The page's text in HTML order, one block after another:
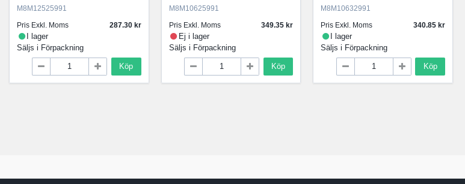
M8M12525991
Pris Exkl. Moms
287.30
I lager
Säljs i Förpackning
Köp
M8M10625991
Pris Exkl. Moms
349.35
Ej i lager
Säljs i Förpackning
Köp
M8M10632991
Pris Exkl. Moms
340.85
I lager
Säljs i Förpackning
Köp